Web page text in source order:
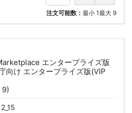
注文可能数：最小 1最大 9
エンタープライズ版
向け エンタープライズ版(VIP
9)